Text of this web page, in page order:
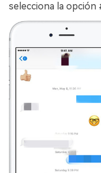
selecciona la opción